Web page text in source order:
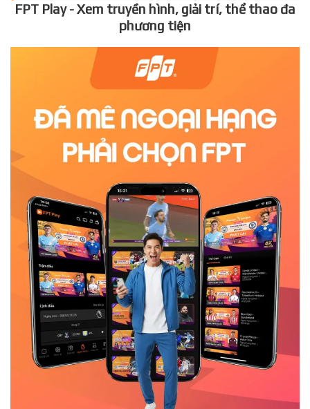
FPT Play - Xem truyền hình, giải trí, thể thao đa
phương tiện